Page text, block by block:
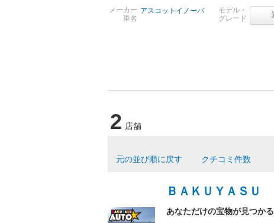
メーカー
車名
アスコットイノーバ
モデル・
グレード
2 店舗
元の並び順に戻す クチコミ件数
ＢＡＫＵＹＡＳＵ
あなただけの宝物が見つか